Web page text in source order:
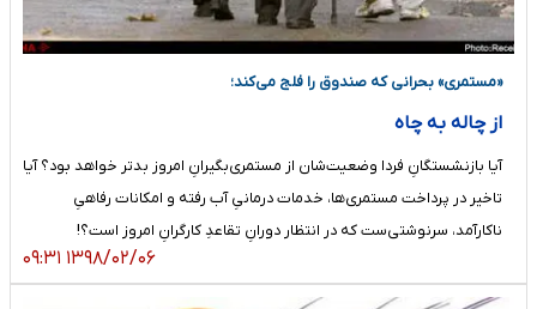
«مستمری» بحرانی که صندوق را فلج می‌کند؛
از چاله به چاه
آیا بازنشستگانِ فردا وضعیت‌شان از مستمری‌بگیرانِ امروز بدتر خواهد بود؟ آیا
تاخیر در پرداخت مستمری‌ها، خدمات درمانیِ آب رفته و امکانات رفاهیِ
ناکارآمد، سرنوشتی‌ست که در انتظار دورانِ تقاعدِ کارگرانِ امروز است؟!
۱۳۹۸/۰۲/۰۶ ۰۹:۳۱